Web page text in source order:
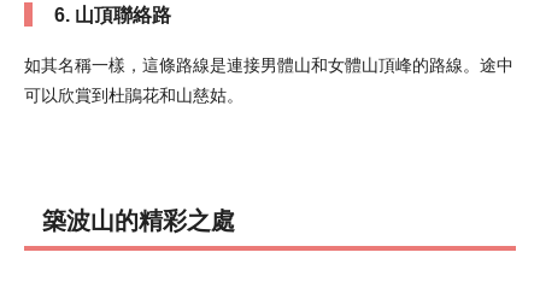
6. 山頂聯絡路
如其名稱一樣，這條路線是連接男體山和女體山頂峰的路線。途中
可以欣賞到杜鵑花和山慈姑。
築波山的精彩之處